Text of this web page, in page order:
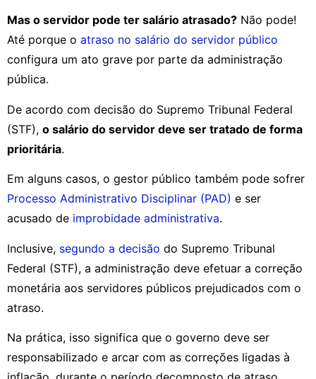
Mas o servidor pode ter salário atrasado? Não pode!
Até porque o atraso no salário do servidor público
configura um ato grave por parte da administração
pública.
De acordo com decisão do Supremo Tribunal Federal
(STF), o salário do servidor deve ser tratado de forma
prioritária.
Em alguns casos, o gestor público também pode sofrer
Processo Administrativo Disciplinar (PAD) e ser
acusado de improbidade administrativa.
Inclusive, segundo a decisão do Supremo Tribunal
Federal (STF), a administração deve efetuar a correção
monetária aos servidores públicos prejudicados com o
atraso.
Na prática, isso significa que o governo deve ser
responsabilizado e arcar com as correções ligadas à